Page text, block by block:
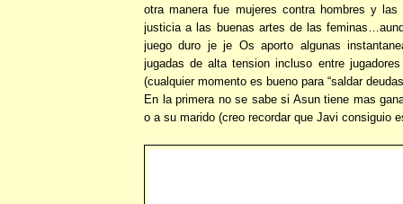
otra manera fue mujeres contra hombres y
justicia a las buenas artes de las
juego duro je je Os aporto algunas
jugadas de alta tension incluso entre
(cualquier momento es bueno para “saldar
En la primera no se sabe si Asun tiene mas
o a su marido (creo recordar que Javi consiguio